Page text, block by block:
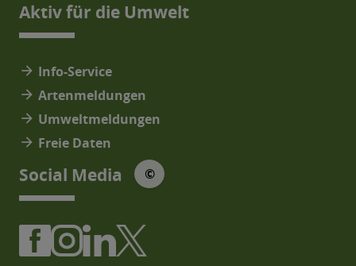
Aktiv für die Umwelt
arrow_forward Info-Service
arrow_forward Artenmeldungen
arrow_forward Umweltmeldungen
arrow_forward Freie Daten
Social Media © © Social Media Icons: jam-